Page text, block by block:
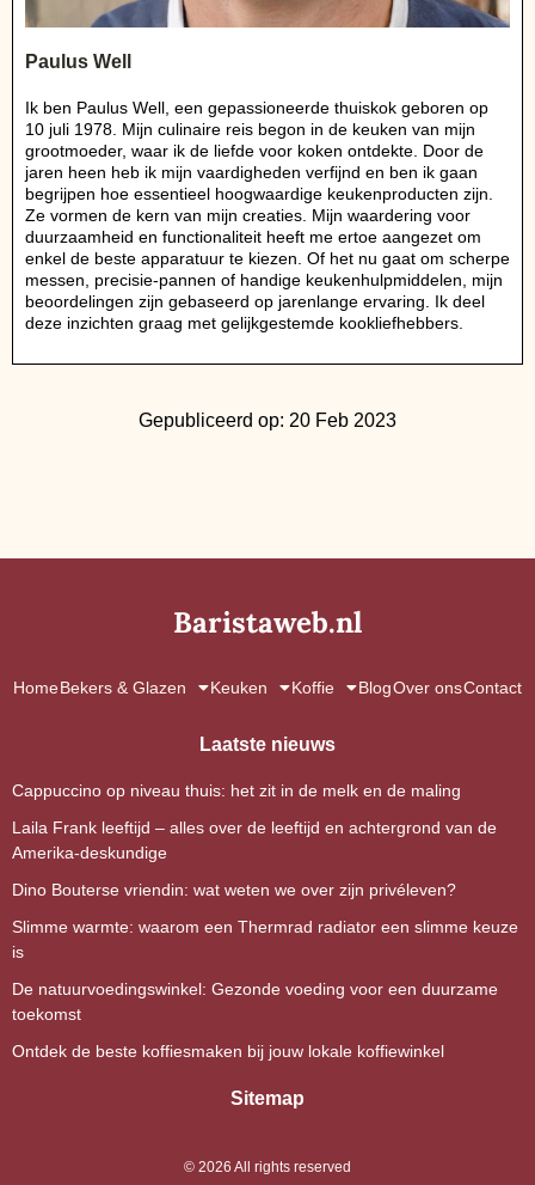
Paulus Well
Ik ben Paulus Well, een gepassioneerde thuiskok geboren op
10 juli 1978. Mijn culinaire reis begon in de keuken van mijn
grootmoeder, waar ik de liefde voor koken ontdekte. Door de
jaren heen heb ik mijn vaardigheden verfijnd en ben ik gaan
begrijpen hoe essentieel hoogwaardige keukenproducten zijn.
Ze vormen de kern van mijn creaties. Mijn waardering voor
duurzaamheid en functionaliteit heeft me ertoe aangezet om
enkel de beste apparatuur te kiezen. Of het nu gaat om scherpe
messen, precisie-pannen of handige keukenhulpmiddelen, mijn
beoordelingen zijn gebaseerd op jarenlange ervaring. Ik deel
deze inzichten graag met gelijkgestemde kookliefhebbers.
Gepubliceerd op: 20 Feb 2023
Baristaweb.nl
HomeBekers & Glazen Keuken Koffie BlogOver onsContact
Laatste nieuws
Cappuccino op niveau thuis: het zit in de melk en de maling
Laila Frank leeftijd – alles over de leeftijd en achtergrond van de
Amerika-deskundige
Dino Bouterse vriendin: wat weten we over zijn privéleven?
Slimme warmte: waarom een Thermrad radiator een slimme keuze
is
De natuurvoedingswinkel: Gezonde voeding voor een duurzame
toekomst
Ontdek de beste koffiesmaken bij jouw lokale koffiewinkel
Sitemap
© 2026 All rights reserved